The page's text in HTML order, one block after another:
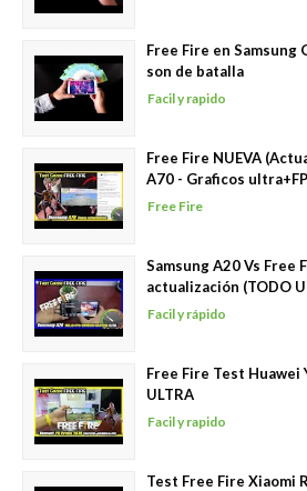
Free Fire en Samsung
son de batalla
Facil y rapido
Free Fire NUEVA
A70 - Graficos
Free Fire
Samsung A20 Vs Free
actualización (TODO
Facil y rápido
Free Fire Test Huawei
ULTRA
Facil y rapido
Test Free Fire Xiaomi